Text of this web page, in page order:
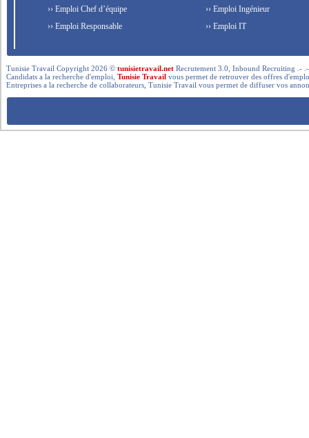
›› Emploi Chef d’équipe
›› Emploi Responsable
›› Emploi Ingénieur
›› Emploi IT
Tunisie Travail Copyright 2026 ©tunisietravail.net Recrutement 3.0, Inbound Recruiting .-
Candidats a la recherche d'emploi,Tunisie Travail vous permet de retrouver des offres
Entreprises a la recherche de collaborateurs, Tunisie Travail vous permet de diffuser vos